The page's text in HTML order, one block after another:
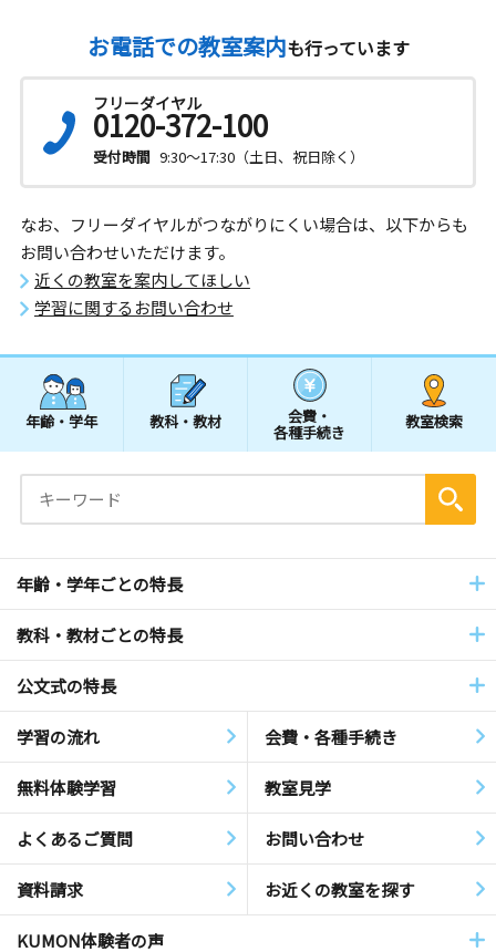
お電話での教室案内も行っています
フリーダイヤル
0120-372-100
受付時間 9:30～17:30（土日、祝日除く）
なお、フリーダイヤルがつながりにくい場合は、以下からも
お問い合わせいただけます。
近くの教室を案内してほしい
学習に関するお問い合わせ
年齢・学年 教科・教材 会費・
各種手続き
教室検索
年齢・学年ごとの特長
教科・教材ごとの特長
公文式の特長
学習の流れ 会費・各種手続き
無料体験学習 教室見学
よくあるご質問 お問い合わせ
資料請求 お近くの教室を探す
KUMON体験者の声